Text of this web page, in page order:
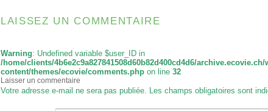
LAISSEZ UN COMMENTAIRE
Warning: Undefined variable $user_ID in
/home/clients/4b6e2c9a827841508d60b82d400cd4d6/archive.ecovie.ch/
content/themes/ecovie/comments.php on line 32
Laisser un commentaire
Votre adresse e-mail ne sera pas publiée. Les champs obligatoires sont